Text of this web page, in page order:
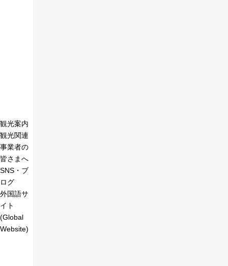
観光案内
観光関連
事業者の
皆さまへ
SNS・ブ
ログ
外国語サ
イト
(Global
Website)